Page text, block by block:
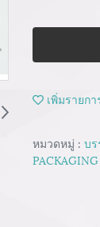
เพิ่มรายก
หมวดหมู่ : บ